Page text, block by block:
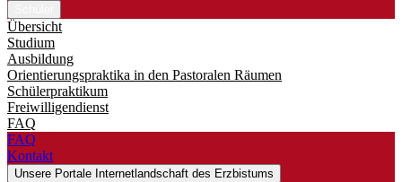
Übersicht
Studium
Ausbildung
Orientierungspraktika in den Pastoralen Räumen
Schülerpraktikum
Freiwilligendienst
FAQ
FAQ
Kontakt
Unsere Portale Internetlandschaft des Erzbistums